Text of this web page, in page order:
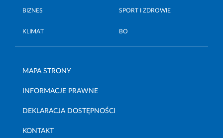
BIZNES SPORT I ZDROWIE
KLIMAT BO
MAPA STRONY
INFORMACJE PRAWNE
DEKLARACJA DOSTĘPNOŚCI
KONTAKT